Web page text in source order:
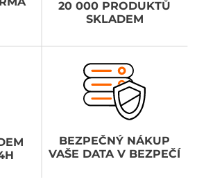
20 000 PRODUKTŮ
SKLADEM
BEZPEČNÝ NÁKUP
VAŠE DATA V BEZPEČÍ